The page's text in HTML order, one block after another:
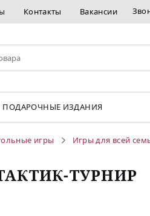
Контакты Вакансии
ПОДАРОЧНЫЕ ИЗДАНИЯ
игры Игры для всей
ТУРНИР